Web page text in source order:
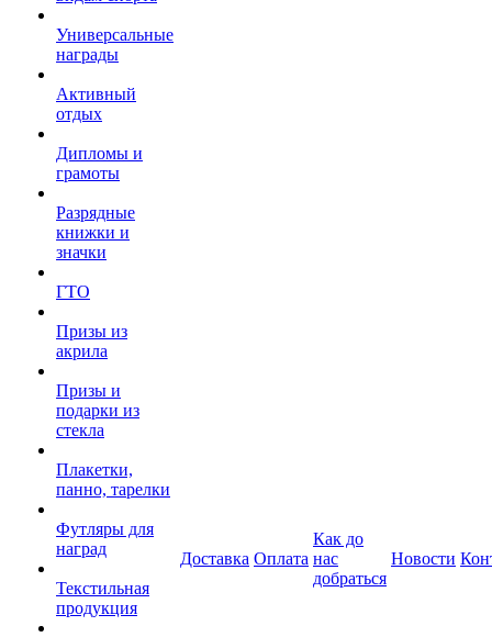
Универсальные
награды
Активный
отдых
Дипломы и
грамоты
Разрядные
книжки и
значки
ГТО
Призы из
акрила
Призы и
подарки из
стекла
Плакетки,
панно, тарелки
Футляры для
наград
Текстильная
продукция
Доставка Оплата
Как до
нас
добраться
Новости